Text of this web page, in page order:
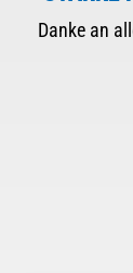
Danke an